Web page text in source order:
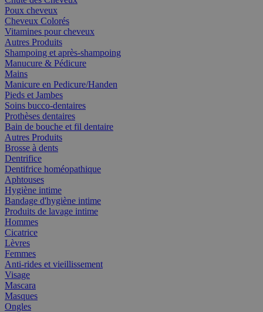
Poux cheveux
Cheveux Colorés
Vitamines pour cheveux
Autres Produits
Shampoing et après-shampoing
Manucure & Pédicure
Mains
Manicure en Pedicure/Handen
Pieds et Jambes
Soins bucco-dentaires
Prothèses dentaires
Bain de bouche et fil dentaire
Autres Produits
Brosse à dents
Dentrifice
Dentifrice homéopathique
Aphtouses
Hygiène intime
Bandage d'hygiène intime
Produits de lavage intime
Hommes
Cicatrice
Lèvres
Femmes
Anti-rides et vieillissement
Visage
Mascara
Masques
Ongles